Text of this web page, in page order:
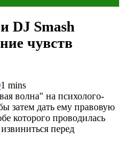
DJ Smash
чувств
1 mins
волна" на психолого-
затем дать ему правовую
которого проводилась
перед